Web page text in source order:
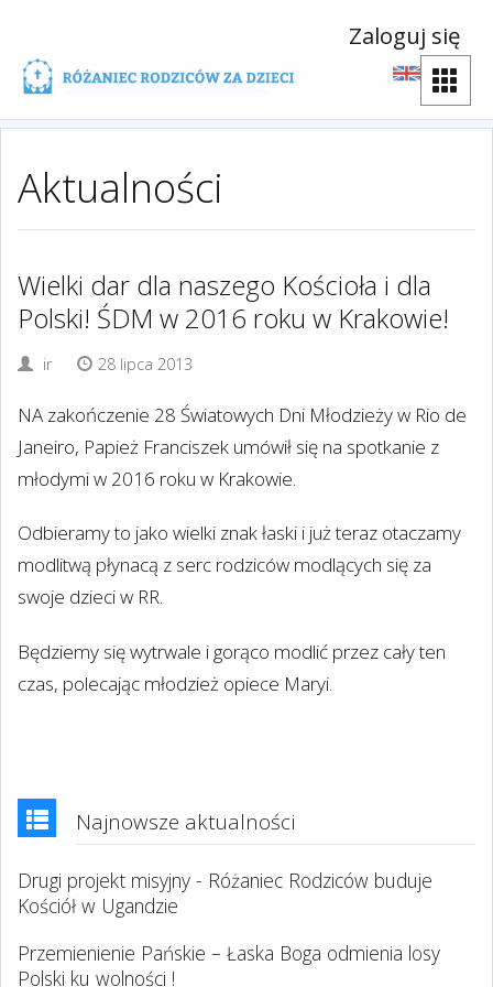
Zaloguj się
Aktualności
Wielki dar dla naszego Kościoła i dla
Polski! ŚDM w 2016 roku w Krakowie!
ir 28 lipca 2013
NA zakończenie 28 Światowych Dni Młodzieży w Rio de
Janeiro, Papież Franciszek umówił się na spotkanie z
młodymi w 2016 roku w Krakowie.
Odbieramy to jako wielki znak łaski i już teraz otaczamy
modlitwą płynacą z serc rodziców modlących się za
swoje dzieci w RR.
Będziemy się wytrwale i gorąco modlić przez cały ten
czas, polecając młodzież opiece Maryi.
Najnowsze aktualności
Drugi projekt misyjny - Różaniec Rodziców buduje
Kościół w Ugandzie
Przemienienie Pańskie – Łaska Boga odmienia losy
Polski ku wolności !